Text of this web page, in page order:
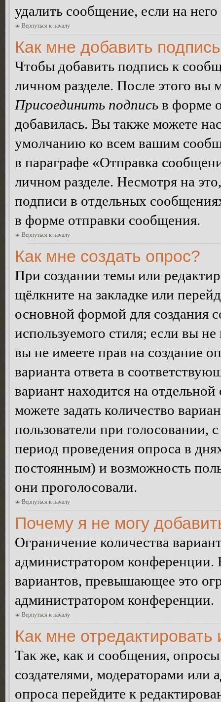
удалить сообщение, если на
Вернуться к началу
Как мне добавить
Чтобы добавить подпись к
личном разделе. После этого
Присоединить подпись в форме
добавилась. Вы также можете
умолчанию ко всем вашим
в параграфе «Отправка
личном разделе. Несмотря на
подписи в отдельных
в форме отправки сообщения.
Вернуться к началу
Как мне создать опрос?
При создании темы или
щёлкните на закладке или
основной формой для создания
используемого стиля; если вы
вы не имеете прав на создание
варианта ответа в
вариант находится на
можете задать количество
пользователи при
период проведения опроса в
постоянным) и возможность
они проголосовали.
Вернуться к началу
Почему я не могу
Ограничение количества
администратором конференции.
вариантов, превышающее это
администратором конференции.
Вернуться к началу
Как мне
Так же, как и сообщения, опросы
создателями, модераторами или
опроса перейдите к